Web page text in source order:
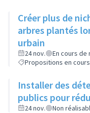
Créer plus de nichoirs dans les nouveaux
arbres plantés
urbain
24 nov.
En cours de
Propositions en
Installer des
publics pour
24 nov. Non